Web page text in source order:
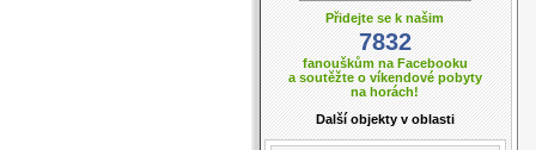
Přidejte se k našim
7832
fanouškům na Facebooku
a soutěžte o víkendové pobyty
na horách!
Další objekty v oblasti